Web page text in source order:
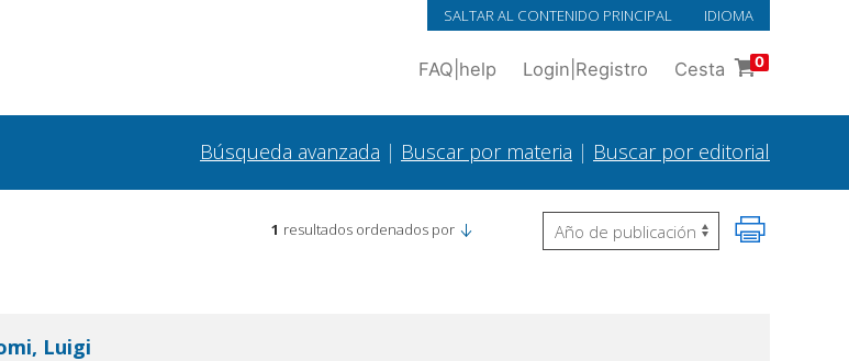
SALTAR AL CONTENIDO PRINCIPAL IDIOMA
FAQ help Login Registro Cesta 0
Búsqueda avanzada | Buscar por materia | Buscar por editorial
1 resultados ordenados por
Luigi